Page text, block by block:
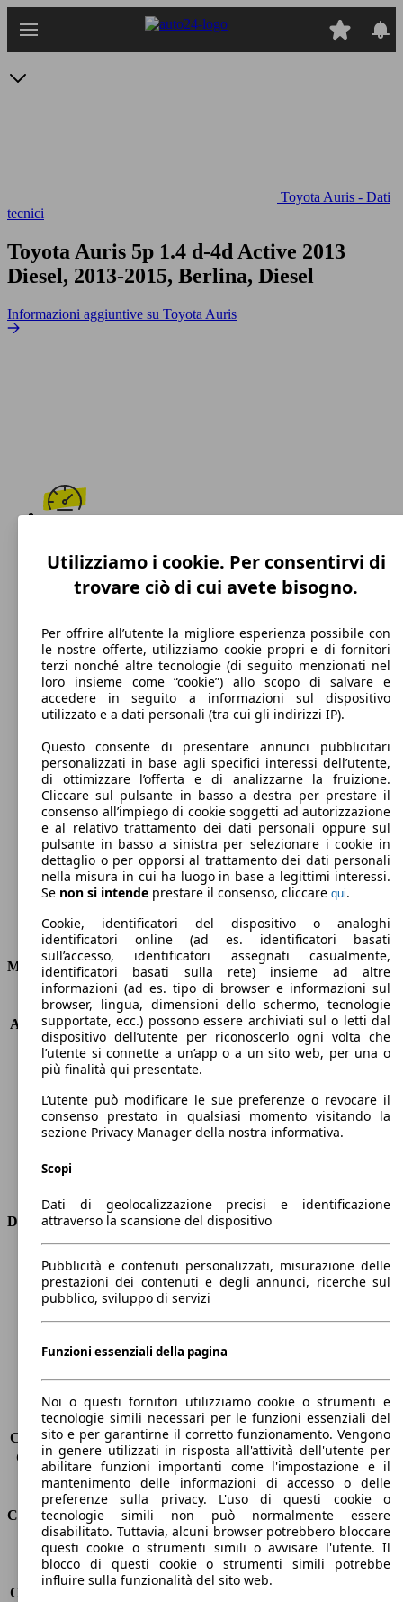
Toyota Auris - Dati
tecnici
Toyota Auris 5p 1.4 d-4d Active 2013
Diesel, 2013-2015, Berlina, Diesel
Informazioni aggiuntive su Toyota Auris
Diesel
Carburante
109 g/km
Emissioni di CO2 (combinato)*
Ø 4.2 l/100km
Consumi
Motore e Prestazioni
KW (PS)
66 kW (90 PS)
Accelerazione (0-100 km/h) 12.5s
Velocità massima (km/h)
180 km/h
Numero di marce
6
Cilindrata
1364 ccm
Carburante
Diesel
Trasmissione
Dimensioni
Lunghezza
4270 mm
Altezza
1460 mm
Larghezza
1760 mm
Passo
2600 mm
Carico massimo
-
Porte
5
Sedili
5
Carico sul tetto
-
Capacità di traino (senza freni) -
Capacità di traino (con freni)
-
Volume del bagagliaio
360 - 1150 l
Consumi
Emissioni di CO2*
109 g/km (komb.)
Consumo (urbano)
5.0 l/100km
Consumo (extra-urbano)
Utilizziamo i cookie. Per consentirvi di
trovare ciò di cui avete bisogno.
Per offrire all’utente la migliore esperienza possibile con
le nostre offerte, utilizziamo cookie propri e di fornitori
terzi nonché altre tecnologie (di seguito menzionati nel
loro insieme come “cookie”) allo scopo di salvare e
accedere in seguito a informazioni sul dispositivo
utilizzato e a dati personali (tra cui gli indirizzi IP).
Questo consente di presentare annunci pubblicitari
personalizzati in base agli specifici interessi dell’utente,
di ottimizzare l’offerta e di analizzarne la fruizione.
Cliccare sul pulsante in basso a destra per prestare il
consenso all’impiego di cookie soggetti ad autorizzazione
e al relativo trattamento dei dati personali oppure sul
pulsante in basso a sinistra per selezionare i cookie in
dettaglio o per opporsi al trattamento dei dati personali
nella misura in cui ha luogo in base a legittimi interessi.
Se non si intende prestare il consenso, cliccare qui.
Cookie, identificatori del dispositivo o analoghi
identificatori online (ad es. identificatori basati
sull’accesso, identificatori assegnati casualmente,
identificatori basati sulla rete) insieme ad altre
informazioni (ad es. tipo di browser e informazioni sul
browser, lingua, dimensioni dello schermo, tecnologie
supportate, ecc.) possono essere archiviati sul o letti dal
dispositivo dell’utente per riconoscerlo ogni volta che
l’utente si connette a un’app o a un sito web, per una o
più finalità qui presentate.
L’utente può modificare le sue preferenze o revocare il
consenso prestato in qualsiasi momento visitando la
sezione Privacy Manager della nostra informativa.
Scopi
Dati di geolocalizzazione precisi e identificazione
attraverso la scansione del dispositivo
Pubblicità e contenuti personalizzati, misurazione delle
prestazioni dei contenuti e degli annunci, ricerche sul
pubblico, sviluppo di servizi
Funzioni essenziali della pagina
Noi o questi fornitori utilizziamo cookie o strumenti e
tecnologie simili necessari per le funzioni essenziali del
sito e per garantirne il corretto funzionamento. Vengono
in genere utilizzati in risposta all'attività dell'utente per
abilitare funzioni importanti come l'impostazione e il
mantenimento delle informazioni di accesso o delle
preferenze sulla privacy. L'uso di questi cookie o
tecnologie simili non può normalmente essere
disabilitato. Tuttavia, alcuni browser potrebbero bloccare
questi cookie o strumenti simili o avvisare l'utente. Il
blocco di questi cookie o strumenti simili potrebbe
influire sulla funzionalità del sito web.